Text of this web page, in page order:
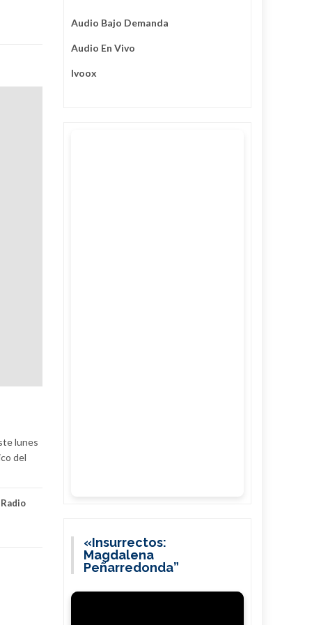
lunes
del
Radio
Audio Bajo Demanda
Audio En Vivo
Ivoox
«Insurrectos:
Magdalena
Peñarredonda”